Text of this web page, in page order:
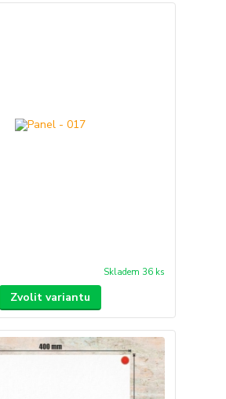
Skladem 36 ks
Zvolit variantu